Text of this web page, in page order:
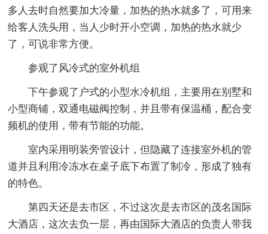
多人去时自然要加大冷量，加热的热水就多了，可用来
给客人洗头用，当人少时开小空调，加热的热水就少
了，可说非常方便。
参观了风冷式的室外机组
下午参观了户式的小型水冷机组，主要用在别墅和
小型商铺，双通电磁阀控制，并且带有保温桶，配合变
频机的使用，带有节能的功能。
室内采用明装旁管设计，但隐藏了连接室外机的管
道并且利用冷冻水在桌子底下布置了制冷，形成了独有
的特色。
第四天还是去市区，不过这次是去市区的茂名国际
大酒店，这次去负一层，再由国际大酒店的负责人带我